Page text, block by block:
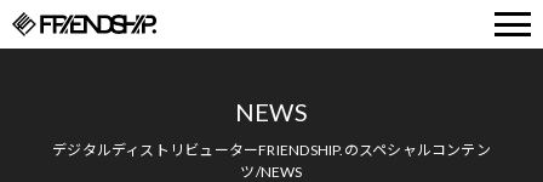
NEWS
デジタルディストリビューターFRIENDSHIP.のスペシャルコンテン
ツ/NEWS